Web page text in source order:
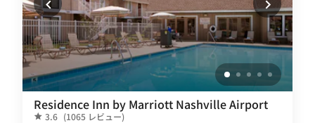
Residence Inn by Marriott Nashville Airport
3.6 (1065 レビュー)